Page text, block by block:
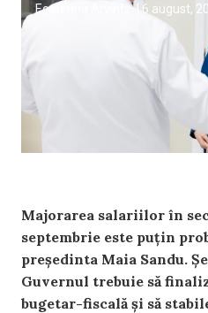
Ecaterina Arvintii 6 august,
Majorarea salariilor în
septembrie este puțin
președinta Maia Sandu.
Guvernul trebuie să
bugetar-fiscală și să